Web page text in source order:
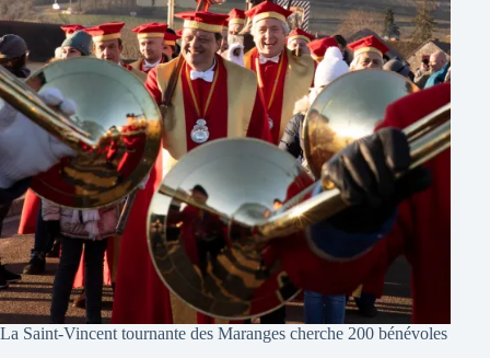
La Saint-Vincent tournante des Maranges cherche 200 bénévoles